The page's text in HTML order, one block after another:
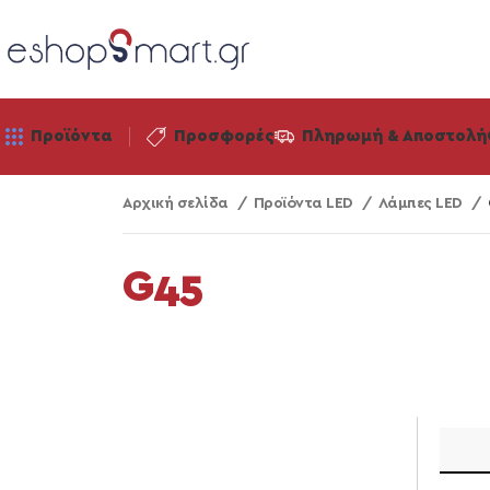
Προϊόντα Προσφορές Πληρωμή & Αποστολή
Αρχική σελίδα Προϊόντα LED Λάμπες LED
G45